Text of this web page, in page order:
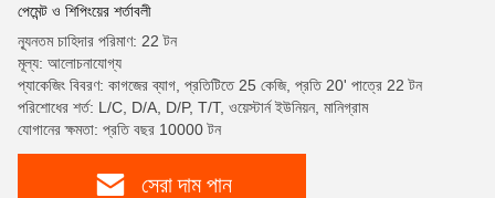
পেমেন্ট ও শিপিংয়ের শর্তাবলী
ন্যূনতম চাহিদার পরিমাণ: 22 টন
মূল্য: আলোচনাযোগ্য
প্যাকেজিং বিবরণ: কাগজের ব্যাগ, প্রতিটিতে 25 কেজি, প্রতি 20' পাত্রে 22 টন
পরিশোধের শর্ত: L/C, D/A, D/P, T/T, ওয়েস্টার্ন ইউনিয়ন, মানিগ্রাম
যোগানের ক্ষমতা: প্রতি বছর 10000 টন
সেরা দাম পান